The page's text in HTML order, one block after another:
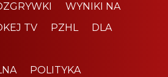
WYNIKI NA
TV PZHL
DLA
POLITYKA